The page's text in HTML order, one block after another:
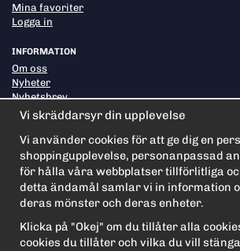
Mina favoriter
Logga in
INFORMATION
Om oss
Nyheter
Nyhetsbrev
Om cookies
PRENUMERERA PÅ NYHETSBREVET FÖR VÅRA BÄSTA
ERBJUDANDEN OCH NYHETER!
E-
postadress
Vi skräddarsyr din upplevelse
Vi använder cookies för att ge dig en
shoppingupplevelse, personanpassad
för hålla våra webbplatser tillförlitliga
detta ändamål samlar vi in information
deras mönster och deras enheter.
Klicka på "Okej" om du tillåter alla
cookies du tillåter och vilka du vill